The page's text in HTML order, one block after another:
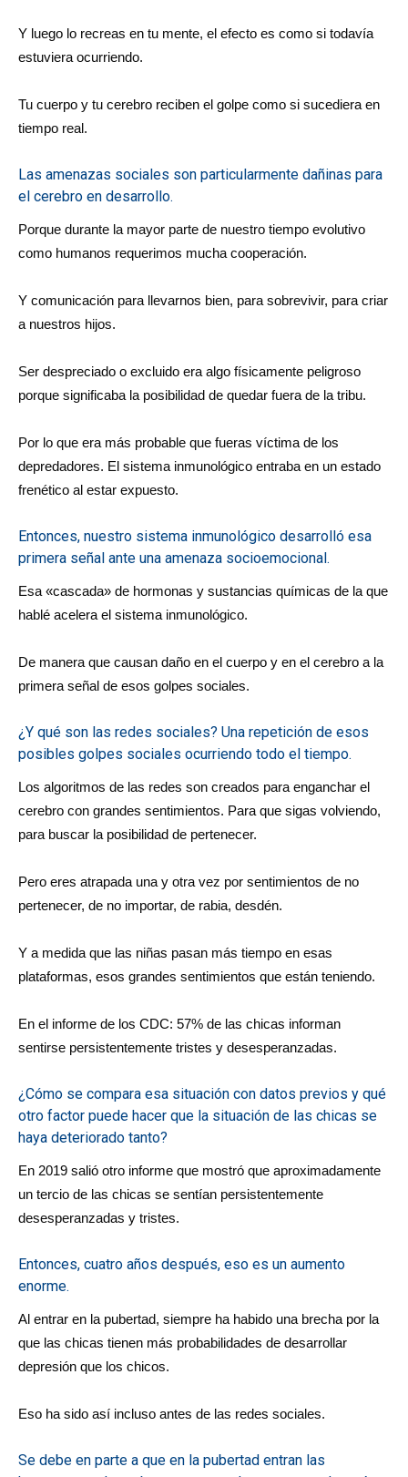
Y luego lo recreas en tu mente, el efecto es como si todavía
estuviera ocurriendo.
Tu cuerpo y tu cerebro reciben el golpe como si sucediera en
tiempo real.
Las amenazas sociales son particularmente dañinas para
el cerebro en desarrollo.
Porque durante la mayor parte de nuestro tiempo evolutivo
como humanos requerimos mucha cooperación.
Y comunicación para llevarnos bien, para sobrevivir, para criar
a nuestros hijos.
Ser despreciado o excluido era algo físicamente peligroso
porque significaba la posibilidad de quedar fuera de la tribu.
Por lo que era más probable que fueras víctima de los
depredadores. El sistema inmunológico entraba en un estado
frenético al estar expuesto.
Entonces, nuestro sistema inmunológico desarrolló esa
primera señal ante una amenaza socioemocional.
Esa «cascada» de hormonas y sustancias químicas de la que
hablé acelera el sistema inmunológico.
De manera que causan daño en el cuerpo y en el cerebro a la
primera señal de esos golpes sociales.
¿Y qué son las redes sociales? Una repetición de esos
posibles golpes sociales ocurriendo todo el tiempo.
Los algoritmos de las redes son creados para enganchar el
cerebro con grandes sentimientos. Para que sigas volviendo,
para buscar la posibilidad de pertenecer.
Pero eres atrapada una y otra vez por sentimientos de no
pertenecer, de no importar, de rabia, desdén.
Y a medida que las niñas pasan más tiempo en esas
plataformas, esos grandes sentimientos que están teniendo.
En el informe de los CDC: 57% de las chicas informan
sentirse persistentemente tristes y desesperanzadas.
¿Cómo se compara esa situación con datos previos y qué
otro factor puede hacer que la situación de las chicas se
haya deteriorado tanto?
En 2019 salió otro informe que mostró que aproximadamente
un tercio de las chicas se sentían persistentemente
desesperanzadas y tristes.
Entonces, cuatro años después, eso es un aumento
enorme.
Al entrar en la pubertad, siempre ha habido una brecha por la
que las chicas tienen más probabilidades de desarrollar
depresión que los chicos.
Eso ha sido así incluso antes de las redes sociales.
Se debe en parte a que en la pubertad entran las